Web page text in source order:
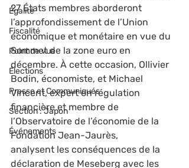
Égalité
Fiscalité
Point de vue
Élections
Presse et Communiqués
Section : Japon
Événements
27 États membres aborderont
l’approfondissement de l’Union
économique et monétaire en vue du
Sommet de la zone euro en
décembre. À cette occasion, Ollivier
Bodin, économiste, et Michael
Vincent, expert en régulation
financière et membre de
l’Observatoire de l’économie de la
Fondation Jean-Jaurès,
analysent les conséquences de la
déclaration de Meseberg avec les